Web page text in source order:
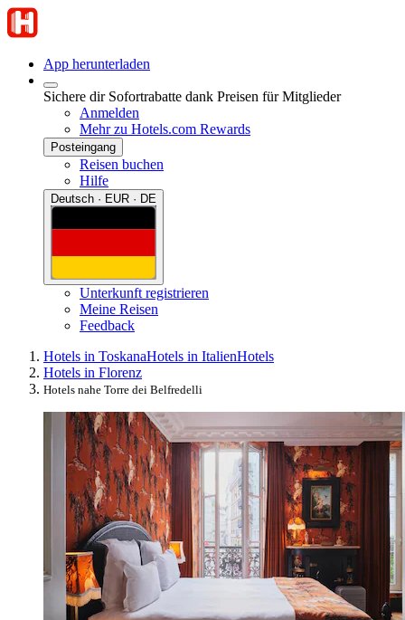
App herunterladen
Sichere dir Sofortrabatte dank Preisen für Mitglieder
Anmelden
Mehr zu Hotels.com Rewards
Posteingang
Reisen buchen
Hilfe
Deutsch · EUR · DE
Unterkunft registrieren
Meine Reisen
Feedback
Hotels in ToskanaHotels in ItalienHotels
Hotels in Florenz
Hotels nahe Torre dei Belfredelli